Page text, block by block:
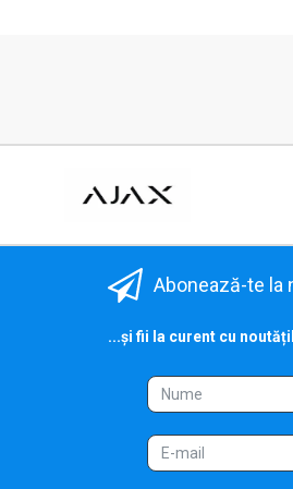
Abonează-te la
...și fii la curent cu